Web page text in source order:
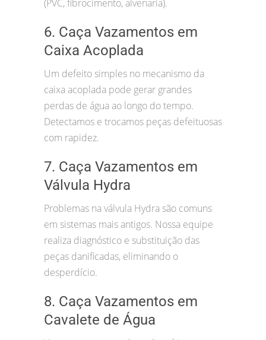
(PVC, fibrocimento, alvenaria).
6. Caça Vazamentos em
Caixa Acoplada
Um defeito simples no mecanismo da
caixa acoplada pode gerar grandes
perdas de água ao longo do tempo.
Detectamos e trocamos peças defeituosas
com rapidez.
7. Caça Vazamentos em
Válvula Hydra
Problemas na válvula Hydra são comuns
em sistemas mais antigos. Nossa equipe
realiza diagnóstico e substituição das
peças danificadas, eliminando o
desperdício.
8. Caça Vazamentos em
Cavalete de Água